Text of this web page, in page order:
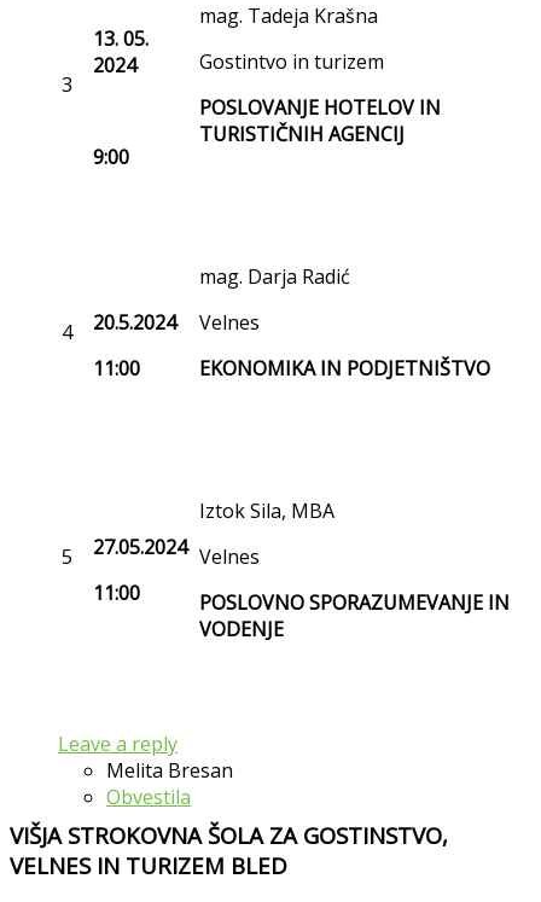
3
13. 05.
2024
9:00
mag. Tadeja Krašna
Gostintvo in turizem
POSLOVANJE HOTELOV IN
TURISTIČNIH AGENCIJ
4
20.5.2024
11:00
mag. Darja Radić
Velnes
EKONOMIKA IN PODJETNIŠTVO
5
27.05.2024
11:00
Iztok Sila, MBA
Velnes
POSLOVNO SPORAZUMEVANJE IN
VODENJE
Leave a reply
Melita Bresan
Obvestila
VIŠJA STROKOVNA ŠOLA ZA GOSTINSTVO,
VELNES IN TURIZEM BLED